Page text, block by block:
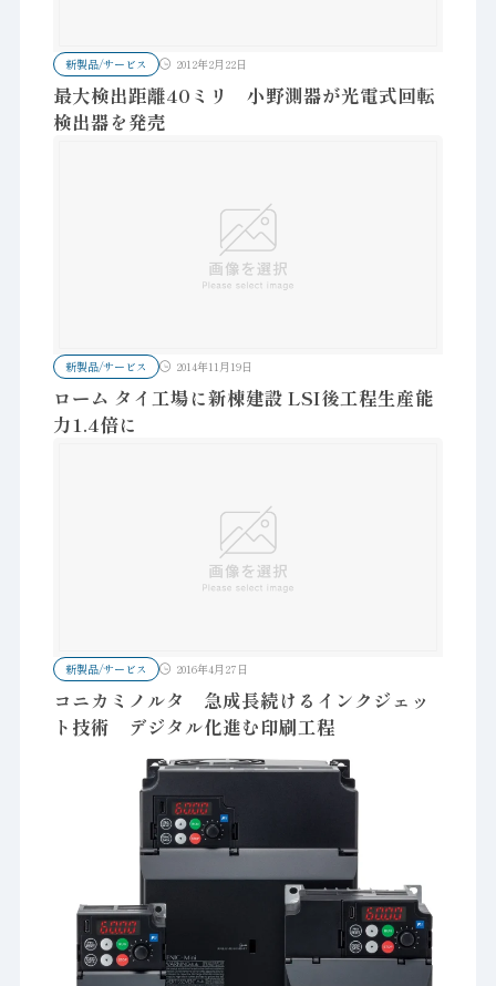
新製品/サービス 2012年2月22日
最大検出距離40ミリ 小野測器が光電式回転
検出器を発売
新製品/サービス 2014年11月19日
ローム タイ工場に新棟建設 LSI後工程生産能
力1.4倍に
新製品/サービス 2016年4月27日
コニカミノルタ 急成長続けるインクジェッ
ト技術 デジタル化進む印刷工程